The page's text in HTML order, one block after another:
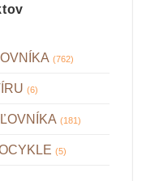
(762)
(6)
(181)
(5)